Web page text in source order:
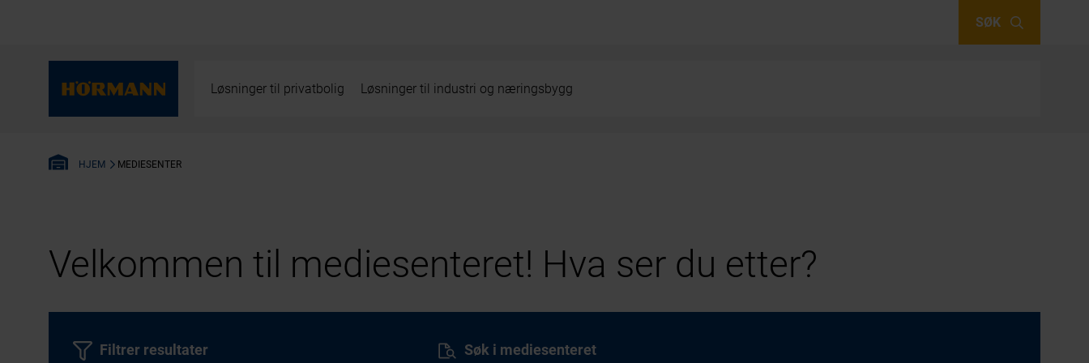
SØK
Løsninger til privatbolig Løsninger til industri og næringsbygg
HJEM MEDIESENTER
Velkommen til mediesenteret! Hva ser du etter?
Søk i mediesenteret
Filtrer resultater